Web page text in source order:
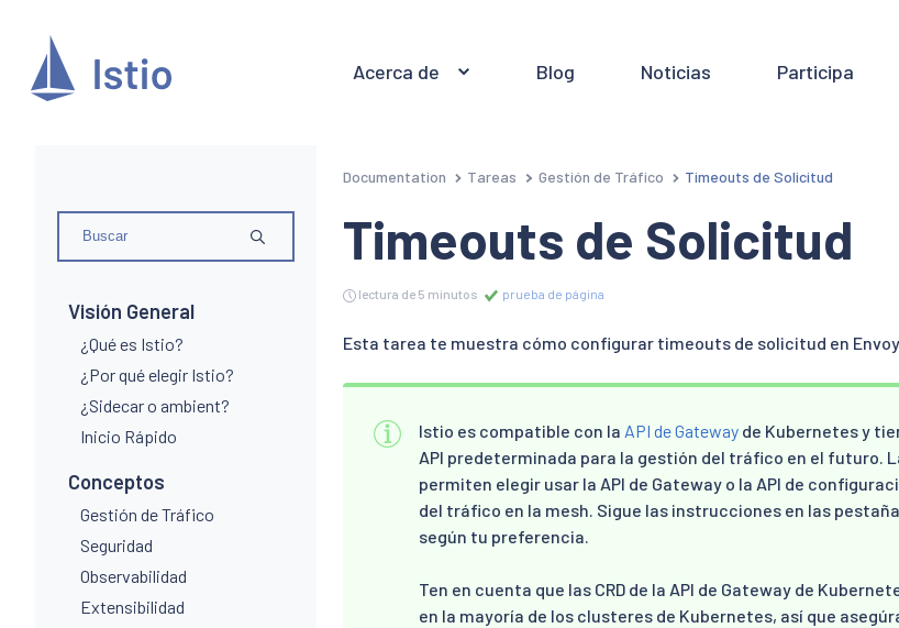
Acerca de Blog Noticias Participa
Visión General
¿Qué es Istio?
¿Por qué elegir Istio?
¿Sidecar o ambient?
Inicio Rápido
Conceptos
Gestión de Tráfico
Seguridad
Observabilidad
Extensibilidad
Documentation Tareas Gestión de Tráfico Timeouts de Solicitud
Timeouts de Solicitud
lectura de 5 minutos prueba de página
Esta tarea te muestra cómo configurar timeouts de solicitud en
Istio es compatible con la API de Gateway de Kubernetes y
API predeterminada para la gestión del tráfico en el futuro.
permiten elegir usar la API de Gateway o la API de
del tráfico en la mesh. Sigue las instrucciones en las
según tu preferencia.
Ten en cuenta que las CRD de la API de Gateway de
en la mayoría de los clusteres de Kubernetes, así que